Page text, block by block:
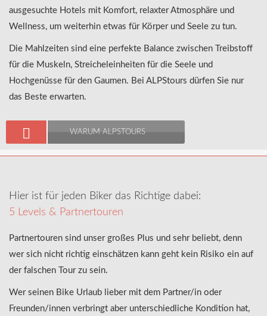
ausgesuchte Hotels mit Komfort, relaxter Atmosphäre und
Wellness, um weiterhin etwas für Körper und Seele zu tun.
Die Mahlzeiten sind eine perfekte Balance zwischen Treibstoff
für die Muskeln, Streicheleinheiten für die Seele und
Hochgenüsse für den Gaumen. Bei ALPStours dürfen Sie nur
das Beste erwarten.
WARUM ALPSTOURS
Hier ist für jeden Biker das Richtige dabei:
5 Levels & Partnertouren
Partnertouren sind unser großes Plus und sehr beliebt, denn
wer sich nicht richtig einschätzen kann geht kein Risiko ein auf
der falschen Tour zu sein.
Wer seinen Bike Urlaub lieber mit dem Partner/in oder
Freunden/innen verbringt aber unterschiedliche Kondition hat,